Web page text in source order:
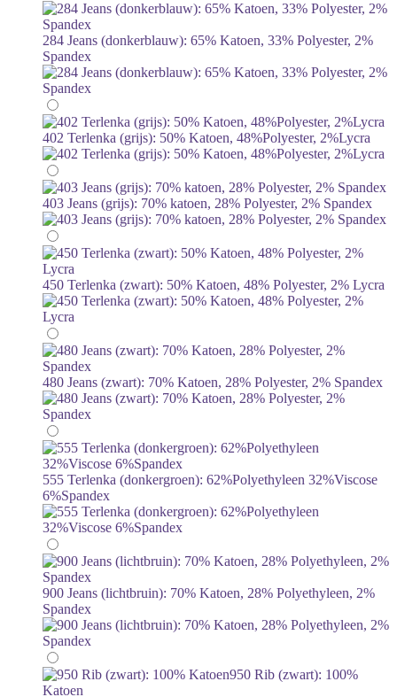
284 Jeans (donkerblauw): 65% Katoen, 33% Polyester, 2%
Spandex
402 Terlenka (grijs): 50% Katoen, 48%Polyester, 2%Lycra
403 Jeans (grijs): 70% katoen, 28% Polyester, 2% Spandex
450 Terlenka (zwart): 50% Katoen, 48% Polyester, 2% Lycra
480 Jeans (zwart): 70% Katoen, 28% Polyester, 2% Spandex
555 Terlenka (donkergroen): 62%Polyethyleen 32%Viscose
6%Spandex
900 Jeans (lichtbruin): 70% Katoen, 28% Polyethyleen, 2%
Spandex
950 Rib (zwart): 100%
Katoen